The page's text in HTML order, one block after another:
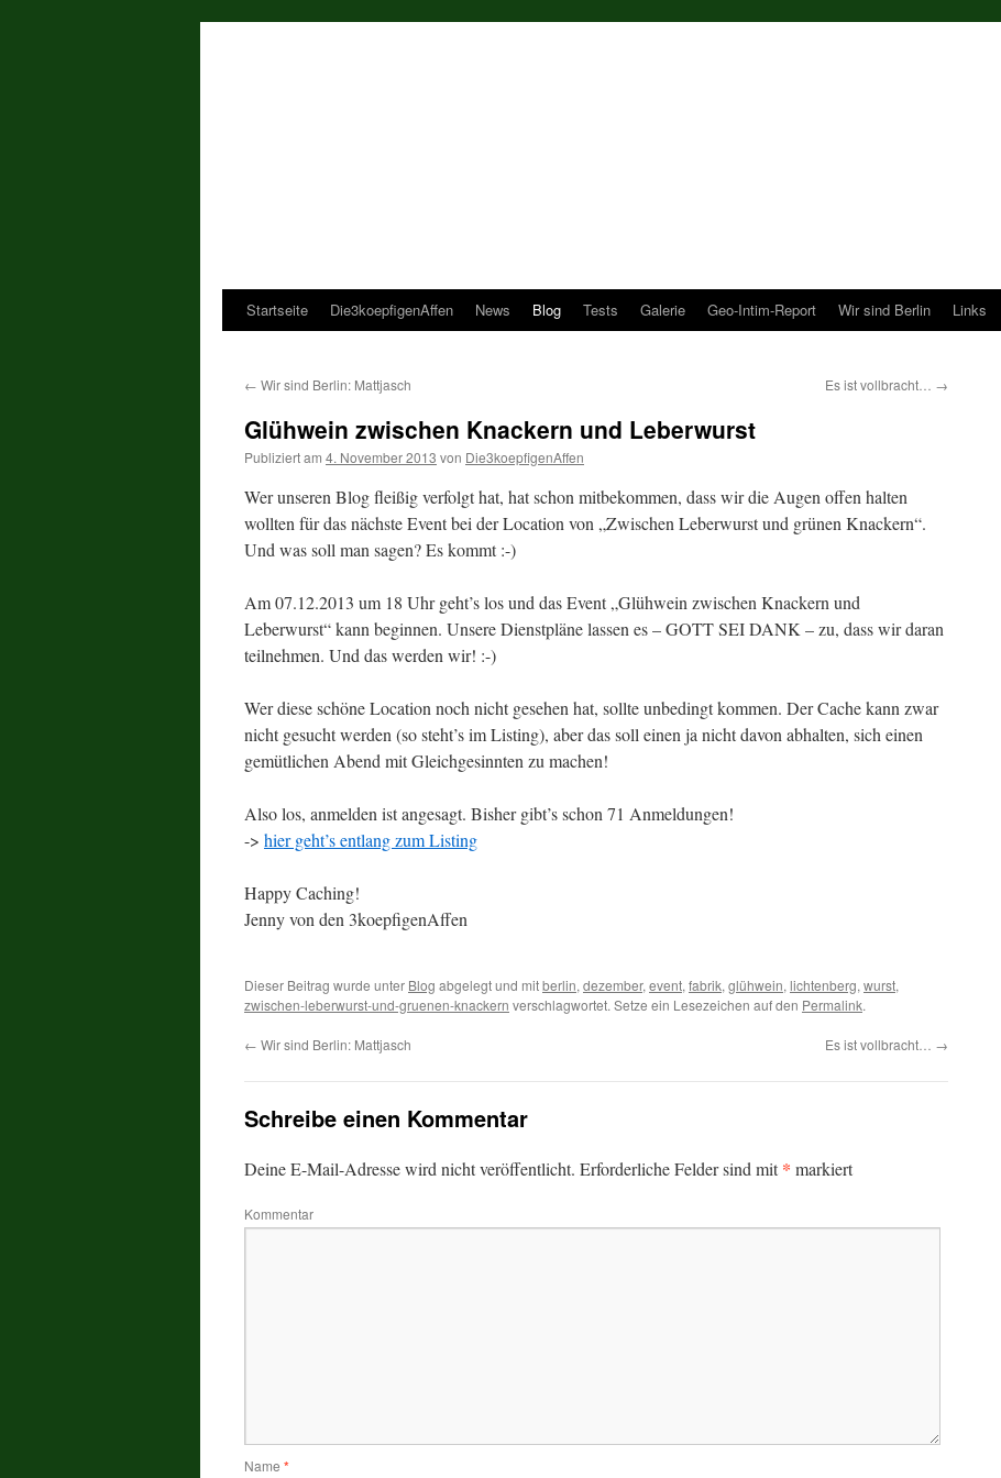
Startseite Die3koepfigenAffen News Blog Tests Galerie Geo-Intim-Report Wir sind Berlin Links
← Wir sind Berlin: Mattjasch Es ist vollbracht… →
Glühwein zwischen Knackern und Leberwurst
Publiziert am 4. November 2013 von Die3koepfigenAffen
Wer unseren Blog fleißig verfolgt hat, hat schon mitbekommen, dass wir die Augen offen halten
wollten für das nächste Event bei der Location von „Zwischen Leberwurst und grünen Knackern“.
Und was soll man sagen? Es kommt :-)
Am 07.12.2013 um 18 Uhr geht’s los und das Event „Glühwein zwischen Knackern und
Leberwurst“ kann beginnen. Unsere Dienstpläne lassen es – GOTT SEI DANK – zu, dass wir daran
teilnehmen. Und das werden wir! :-)
Wer diese schöne Location noch nicht gesehen hat, sollte unbedingt kommen. Der Cache kann zwar
nicht gesucht werden (so steht’s im Listing), aber das soll einen ja nicht davon abhalten, sich einen
gemütlichen Abend mit Gleichgesinnten zu machen!
Also los, anmelden ist angesagt. Bisher gibt’s schon 71 Anmeldungen!
-> hier geht’s entlang zum Listing
Happy Caching!
Jenny von den 3koepfigenAffen
Dieser Beitrag wurde unter Blog abgelegt und mitberlin, dezember, event, fabrik, glühwein, lichtenberg, wurst,
zwischen-leberwurst-und-gruenen-knackern verschlagwortet. Setze ein Lesezeichen auf den Permalink.
← Wir sind Berlin: Mattjasch Es ist vollbracht… →
Schreibe einen Kommentar
Deine E-Mail-Adresse wird nicht veröffentlicht. Erforderliche Felder sind mit* markiert
Kommentar
Name *